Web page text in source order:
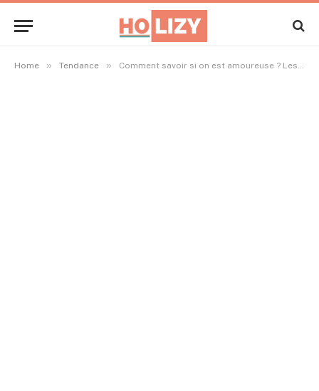
Home » Tendance » Comment savoir si on est amoureuse ? Les signes qui ne trompent pas